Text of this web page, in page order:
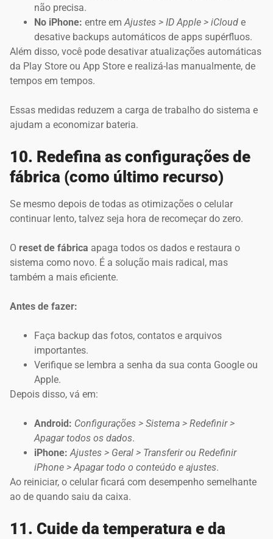
não precisa.
No iPhone: entre emAjustes > ID Apple > iCloud e
desative backups automáticos de apps supérfluos.
Além disso, você pode desativar atualizações automáticas
da Play Store ou App Store e realizá-las manualmente, de
tempos em tempos.
Essas medidas reduzem a carga de trabalho do sistema e
ajudam a economizar bateria.
10. Redefina as configurações de
fábrica (como último recurso)
Se mesmo depois de todas as otimizações o celular
continuar lento, talvez seja hora de recomeçar do zero.
O reset de fábrica apaga todos os dados e restaura o
sistema como novo. É a solução mais radical, mas
também a mais eficiente.
Antes de fazer:
Faça backup das fotos, contatos e arquivos
importantes.
Verifique se lembra a senha da sua conta Google ou
Apple.
Depois disso, vá em:
Android: Configurações > Sistema > Redefinir >
Apagar todos os dados.
iPhone: Ajustes > Geral > Transferir ou Redefinir
iPhone > Apagar todo o conteúdo e ajustes.
Ao reiniciar, o celular ficará com desempenho semelhante
ao de quando saiu da caixa.
11. Cuide da temperatura e da